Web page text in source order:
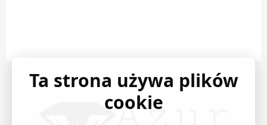
Ta strona używa plików
cookie